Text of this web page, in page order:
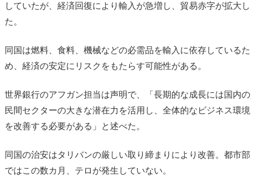
していたが、経済回復により輸入が急増し、貿易赤字が拡大し
た。
同国は燃料、食料、機械などの必需品を輸入に依存しているた
め、経済の安定にリスクをもたらす可能性がある。
世界銀行のアフガン担当は声明で、「長期的な成長には国内の
民間セクターの大きな潜在力を活用し、全体的なビジネス環境
を改善する必要がある」と述べた。
同国の治安はタリバンの厳しい取り締まりにより改善。都市部
ではこの数カ月、テロが発生していない。